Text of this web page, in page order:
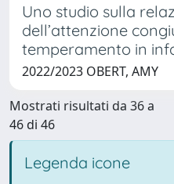
Uno studio sulla
dell’attenzione
temperamento in
2022/2023 OBERT, AMY
Mostrati risultati da 36 a
46 di 46
Legenda icone